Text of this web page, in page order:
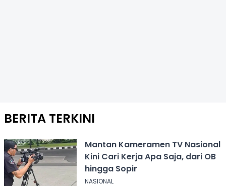
BERITA TERKINI
Mantan Kameramen TV Nasional
Kini Cari Kerja Apa Saja, dari OB
hingga Sopir
NASIONAL